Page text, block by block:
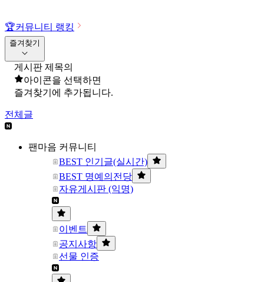
🏆커뮤니티 랭킹
즐겨찾기
게시판 제목의
아이콘을 선택하면
즐겨찾기에 추가됩니다.
전체글
팬마음 커뮤니티
BEST 인기글(실시간)
BEST 명예의전당
자유게시판 (익명)
이벤트
공지사항
선물 인증